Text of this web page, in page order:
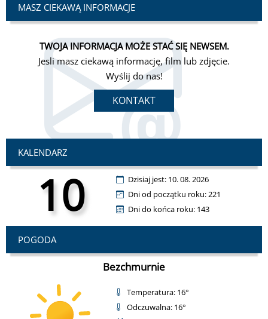
MASZ CIEKAWĄ INFORMACJE
TWOJA INFORMACJA MOŻE STAĆ SIĘ NEWSEM.
Jesli masz ciekawą informację, film lub zdjęcie.
Wyślij do nas!
KONTAKT
KALENDARZ
10
Dzisiaj jest: 10. 08. 2026
Dni od początku roku: 221
Dni do końca roku: 143
POGODA
Bezchmurnie
Temperatura: 16°
Odczuwalna: 16°